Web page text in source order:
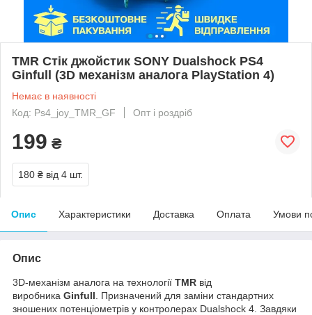
TMR Стік джойстик SONY Dualshock PS4
Ginfull (3D механізм аналога PlayStation 4)
Немає в наявності
Код: Ps4_joy_TMR_GF
Опт і роздріб
199 ₴
180 ₴ від 4 шт.
Опис Характеристики Доставка Оплата Умови
Опис
3D-механізм аналога на технології TMR від
виробника Ginfull . Призначений для заміни стандартних
зношених потенціометрів у контролерах Dualshock 4. Завдяки